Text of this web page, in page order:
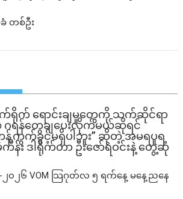
တစ်ဦး
ရိုက် ရောင်းချမှုတွေကို သက်ဆိုင်ရာ
ရန်တွေချပေးလိုက်မယ်ဆိုရင်
က်ခွင့်မရှိပါဘူး” ဆိုတဲ့ အမရပူရ
မံကိန်း ဒါရိုက်တာ ဦးဇော်ရဲဝင်းနဲ့ တွေ့ဆုံ
၂၀၂၆ VOM သြဂုတ်လ ၅ ရက်နေ့ မနေ့ညနေ